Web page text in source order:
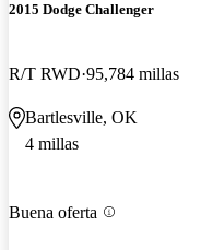
2015 Dodge Challenger
R/T RWD 95,784 millas
Bartlesville, OK
4 millas
Buena oferta